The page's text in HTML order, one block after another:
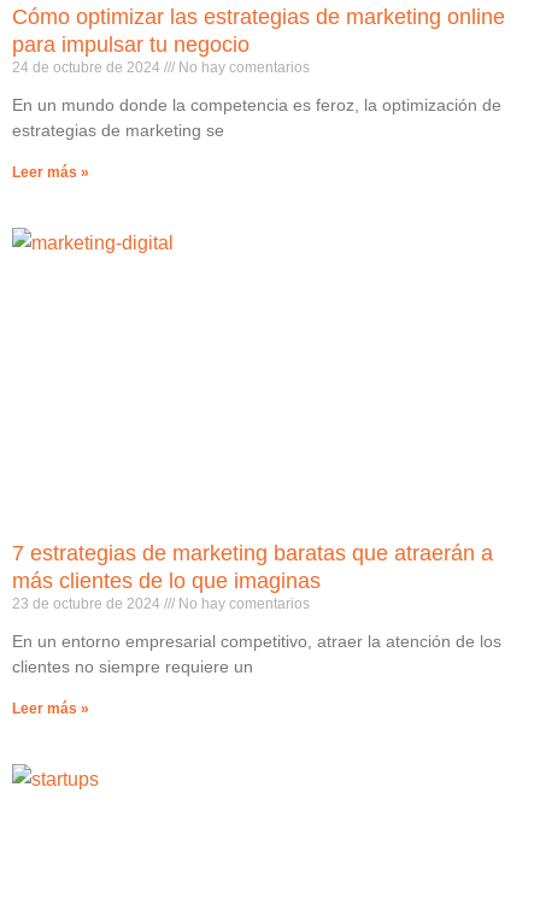
Cómo optimizar las estrategias de marketing online
para impulsar tu negocio
24 de octubre de 2024 No hay comentarios
En un mundo donde la competencia es feroz, la optimización de
estrategias de marketing se
Leer más »
7 estrategias de marketing baratas que atraerán a
más clientes de lo que imaginas
23 de octubre de 2024 No hay comentarios
En un entorno empresarial competitivo, atraer la atención de los
clientes no siempre requiere un
Leer más »